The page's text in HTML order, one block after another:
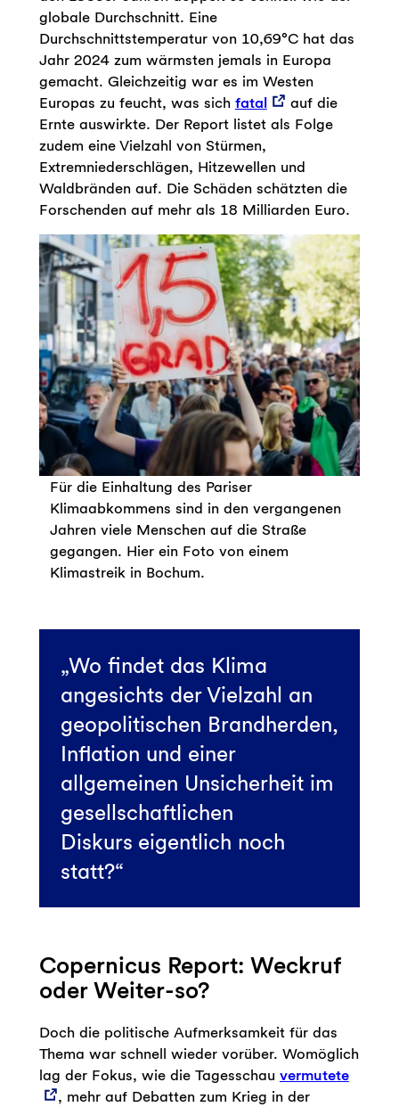
globale Durchschnitt. Eine
Durchschnittstemperatur von 10,69°C hat das
Jahr 2024 zum wärmsten jemals in Europa
gemacht. Gleichzeitig war es im Westen
Europas zu feucht, was sich fatal
auf die
Ernte auswirkte. Der Report listet als Folge
zudem eine Vielzahl von Stürmen,
Extremniederschlägen, Hitzewellen und
Waldbränden auf. Die Schäden schätzten die
Forschenden auf mehr als 18 Milliarden Euro.
Für die Einhaltung des Pariser
Klimaabkommens sind in den vergangenen
Jahren viele Menschen auf die Straße
gegangen. Hier ein Foto von einem
Klimastreik in Bochum.
Wo findet das Klima
angesichts der Vielzahl an
geopolitischen Brandherden,
Inflation und einer
allgemeinen Unsicherheit im
gesellschaftlichen
Diskurs eigentlich noch
statt?
Copernicus Report: Weckruf
oder Weiter-so?
Doch die politische Aufmerksamkeit für das
Thema war schnell wieder vorüber. Womöglich
lag der Fokus, wie die Tagesschau vermutete
, mehr auf Debatten zum Krieg in der